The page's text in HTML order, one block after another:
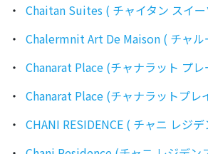
Chaitan Suites ( チャイタン スイ
Chalermnit Art De Maison ( チャルームニ
Chanarat Place (チャナラット プレ
Chanarat Place (チャナラットプレ
CHANI RESIDENCE ( チャニ レジ